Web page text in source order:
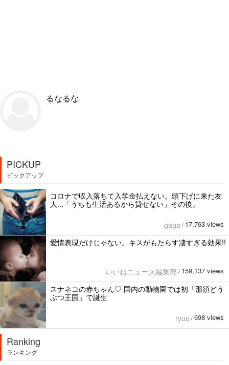
るなるな
PICKUP
ピックアップ
コロナで収入落ちて入学金払えない。頭下げに来た友
人...「うちも生活あるから貸せない」その後。
gaga / 17,763 views
愛情表現だけじゃない。キスがもたらす凄すぎる効果!!
いいねニュース編集部 / 159,137 views
スナネコの赤ちゃん♡ 国内の動物園では初「那須どう
ぶつ王国」で誕生
ryuu / 698 views
Ranking
ランキング